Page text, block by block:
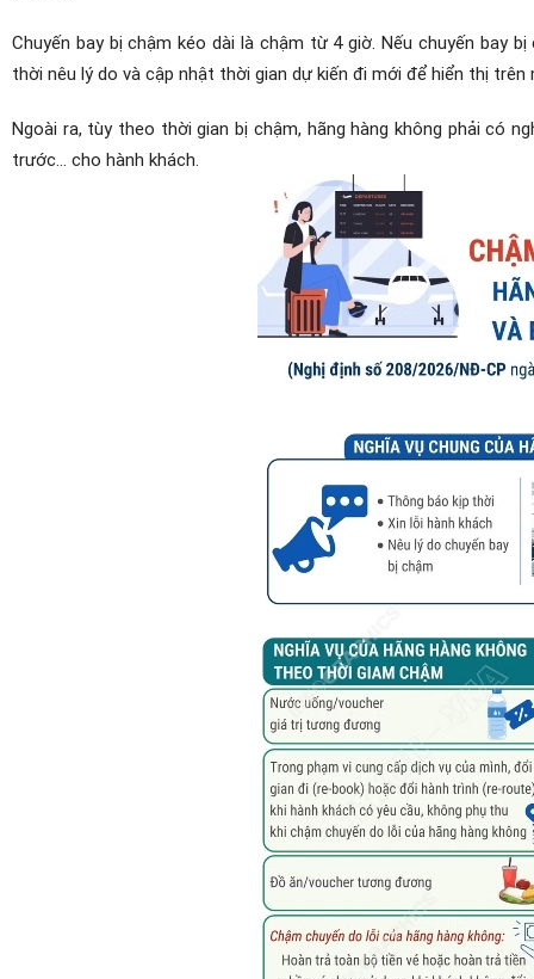
Chuyến bay bị chậm kéo dài là chậm từ 4 giờ. Nếu chuyến bay
thời nêu lý do và cập nhật thời gian dự kiến đi mới để hiển thị
Ngoài ra, tùy theo thời gian bị chậm, hãng hàng không phải có
trước... cho hành khách.